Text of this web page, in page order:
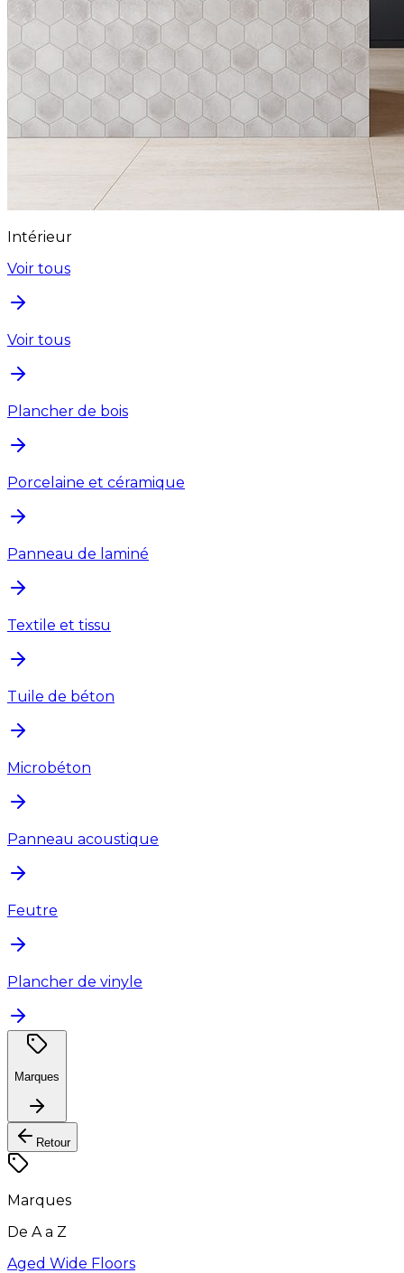
Intérieur
Voir tous
Voir tous
Plancher de bois
Porcelaine et céramique
Panneau de laminé
Textile et tissu
Tuile de béton
Microbéton
Panneau acoustique
Feutre
Plancher de vinyle
Marques
Retour
Marques
De A a Z
Aged Wide Floors